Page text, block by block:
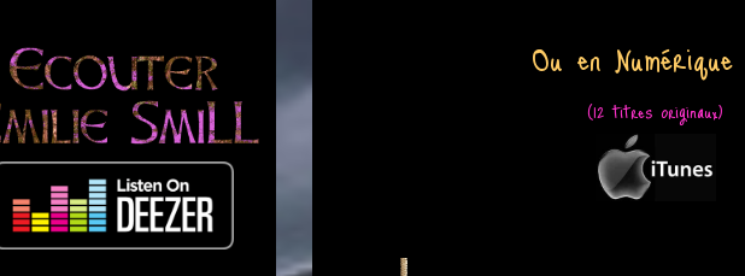
Ou en
(12 titres originaux)